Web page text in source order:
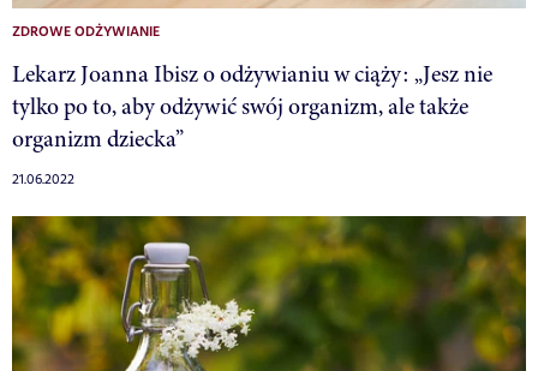
ZDROWE ODŻYWIANIE
Lekarz Joanna Ibisz o odżywianiu w ciąży: „Jesz nie
tylko po to, aby odżywić swój organizm, ale także
organizm dziecka”
21.06.2022